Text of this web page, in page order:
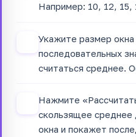
Например: 10, 12, 15,
Укажите размер
последовательных
считаться среднее.
Нажмите
скользящее среднее
окна и покажет